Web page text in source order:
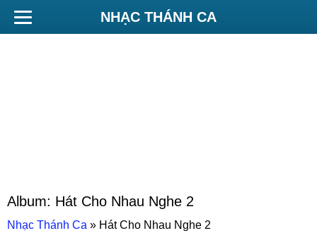
NHẠC THÁNH CA
Album: Hát Cho Nhau Nghe 2
Nhạc Thánh Ca » Hát Cho Nhau Nghe 2